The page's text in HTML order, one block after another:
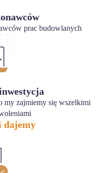
prac budowlanych
my zajmiemy się wszelkimi
dajemy